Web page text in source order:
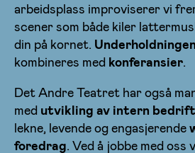
arbeidsplass improviserer vi
scener som både kiler
din på kornet. Underholdningen
kombineres med konferansier.
Det Andre Teatret har også
med utvikling av intern
lekne, levende og engasjerende
foredrag. Ved å jobbe med oss